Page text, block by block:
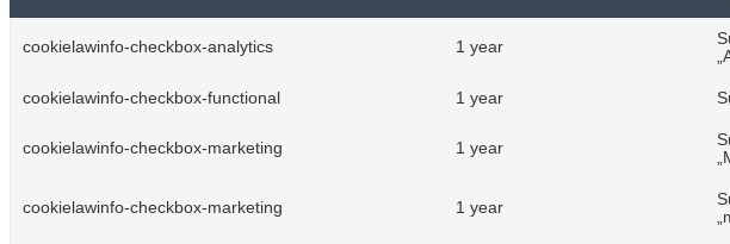
cookielawinfo-checkbox-analytics 1 year
cookielawinfo-checkbox-functional 1 year
cookielawinfo-checkbox-marketing 1 year
cookielawinfo-checkbox-marketing 1 year